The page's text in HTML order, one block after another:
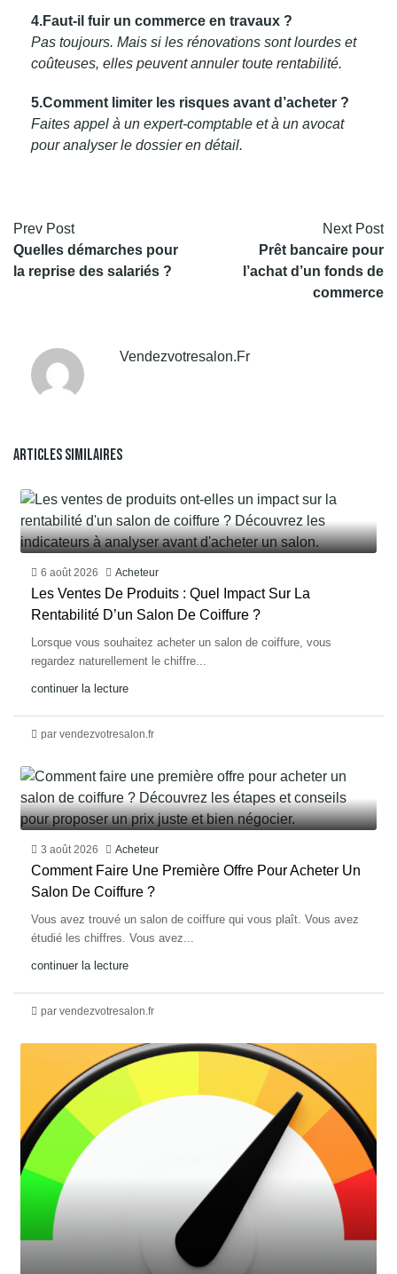
4.Faut-il fuir un commerce en travaux ?
Pas toujours. Mais si les rénovations sont lourdes et
coûteuses, elles peuvent annuler toute rentabilité.
5.Comment limiter les risques avant d’acheter ?
Faites appel à un expert-comptable et à un avocat
pour analyser le dossier en détail.
Prev Post
Quelles démarches pour
la reprise des salariés ?
Next Post
Prêt bancaire pour
l’achat d’un fonds de
commerce
Vendezvotresalon.fr
Articles Similaires
6 août 2026 Acheteur
Les Ventes De Produits : Quel Impact Sur La
Rentabilité D’un Salon De Coiffure ?
Lorsque vous souhaitez acheter un salon de coiffure, vous
regardez naturellement le chiffre...
continuer la lecture
par vendezvotresalon.fr
3 août 2026 Acheteur
Comment Faire Une Première Offre Pour Acheter Un
Salon De Coiffure ?
Vous avez trouvé un salon de coiffure qui vous plaît. Vous avez
étudié les chiffres. Vous avez...
continuer la lecture
par vendezvotresalon.fr